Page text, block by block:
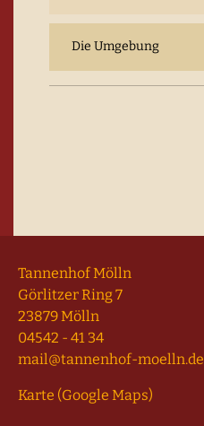
Die Umgebung
Tannenhof Mölln
Görlitzer Ring 7
23879 Mölln
04542 - 41 34
mail@tannenhof-moelln.de
Karte (Google Maps)